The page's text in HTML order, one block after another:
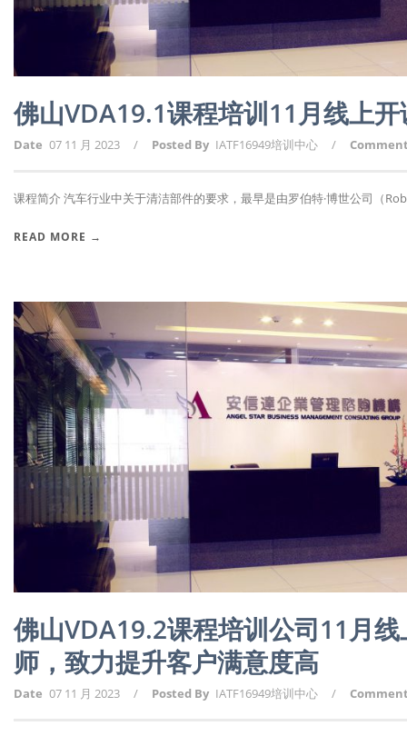
佛山VDA19.1课程培训11月线上
Date 07 11 月 2023 / Posted By IATF16949培训中心 /
课程简介 汽车行业中关于清洁部件的要求，最早是由罗伯特·博世公司（
READ MORE →
佛山VDA19.2课程培训公司11月
师，致力提升客户满意度高
Date 07 11 月 2023 / Posted By IATF16949培训中心 /